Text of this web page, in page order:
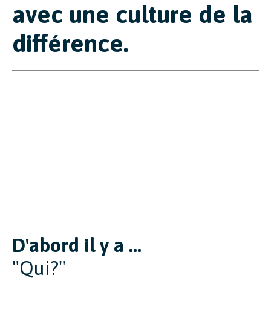
avec une culture de la
différence.
D'abord il y a ...
"Qui?"